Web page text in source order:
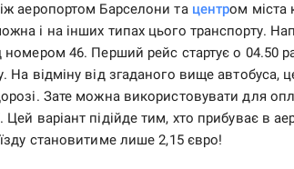
аеропортом Барселони та центром міста
і на інших типах цього транспорту.
номером 46. Перший рейс стартує о 04.50
На відміну від згаданого вище автобуса,
Зате можна використовувати для
варіант підійде тим, хто прибуває в
становитиме лише 2,15 євро!